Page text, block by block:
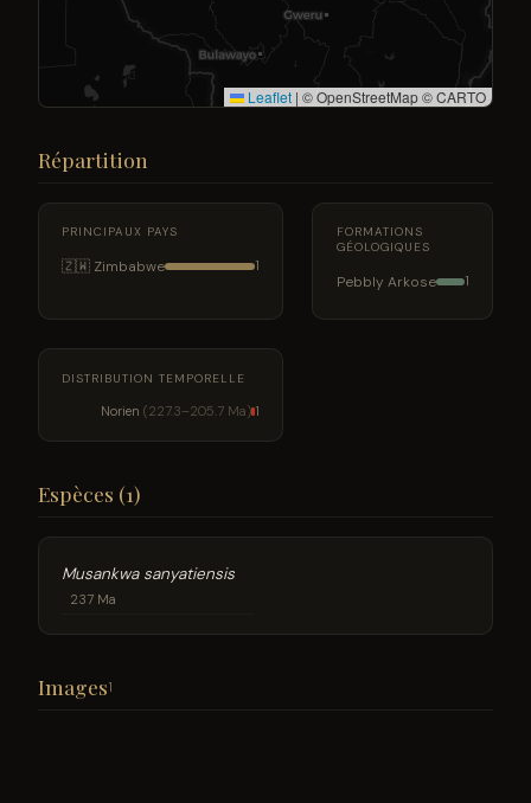
Leaflet | © OpenStreetMap © CARTO
Répartition
PRINCIPAUX PAYS
🇿🇼 Zimbabwe 1
FORMATIONS
GÉOLOGIQUES
Pebbly Arkose 1
DISTRIBUTION TEMPORELLE
Norien (227.3–205.7 Ma) 1
Espèces (1)
Musankwa sanyatiensis
237 Ma
Images1